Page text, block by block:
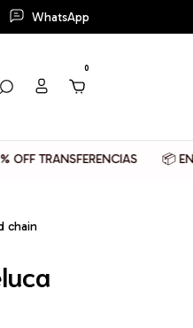
WhatsApp
0
📦 ENVIOS
chain